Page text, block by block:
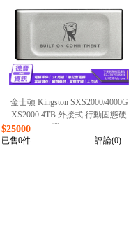
金士頓 Kingston SXS2000/4000G
XS2000 4TB 外接式 行動固態硬
$25000
已售0件 評論(0)